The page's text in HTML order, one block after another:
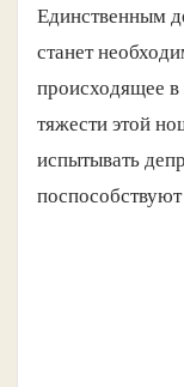
Единственным
станет
происходящее
тяжести этой
испытывать